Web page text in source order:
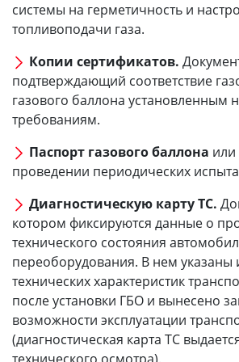
системы на герметичность и
топливоподачи газа.
Копии сертификатов.
подтверждающий соответствие
газового баллона установленным
требованиям.
Паспорт газового баллона или
проведении периодических
Диагностическую карту ТС.
котором фиксируются данные о
технического состояния
переоборудования. В нем указаны
технических характеристик
после установки ГБО и вынесено
возможности эксплуатации
(диагностическая карта ТС